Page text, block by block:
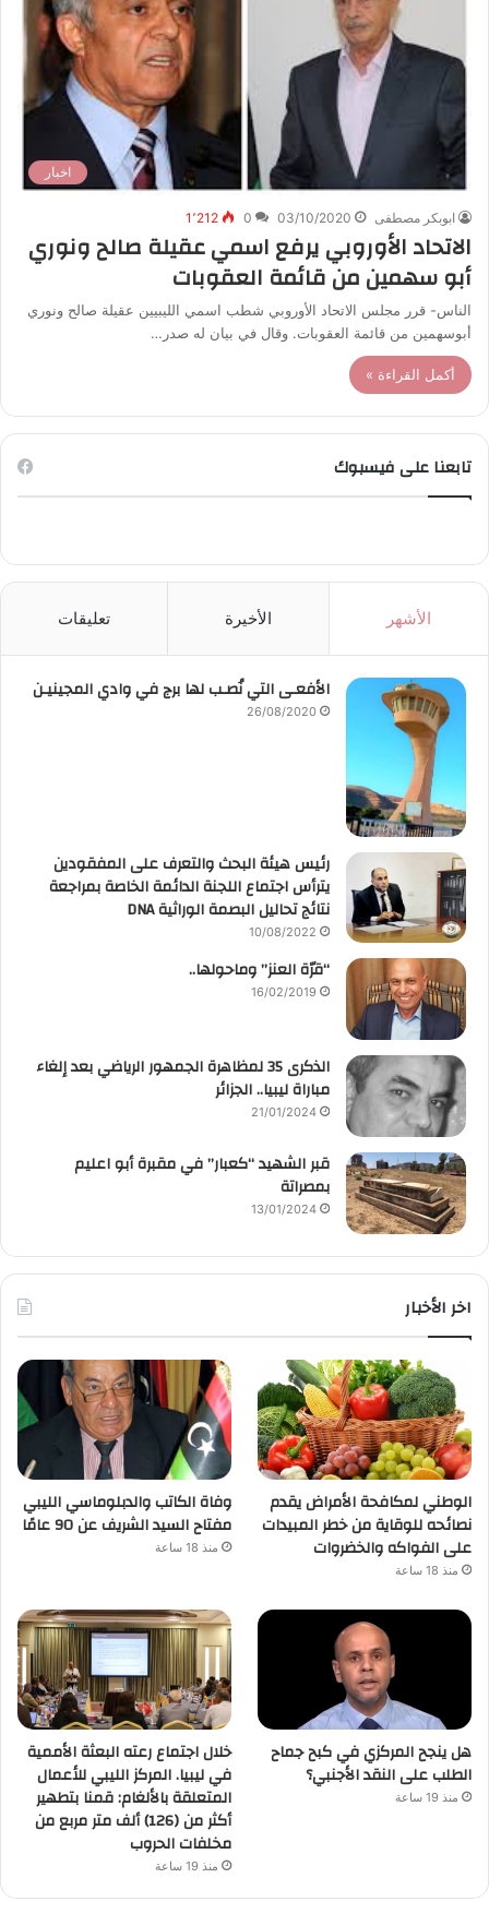
اخبار
ابوبكر مصطفى 03/10/2020
0 1٬212
الاتحاد الأوروبي يرفع اسمي عقيلة صالح ونوري
أبو سهمين من قائمة العقوبات
الناس- قرر مجلس الاتحاد الأوروبي شطب اسمي الليبيين عقيلة صالح ونوري
أبوسهمين من قائمة العقوبات. وقال في بيان له صدر…
أكمل القراءة »
تابعنا على فيسبوك
الأشهر الأخيرة تعليقات
الأفعـى التي نُصـب لها برج في وادي المجينيـن
26/08/2020
رئيس هيئة البحث والتعرف على المفقودين
يترأس اجتماع اللجنة الدائمة الخاصة بمراجعة
نتائج تحاليل البصمة الوراثية DNA
10/08/2022
“قرّة العنز” وماحولها..
16/02/2019
الذكرى 35 لمظاهرة الجمهور الرياضي بعد إلغاء
مباراة ليبيا.. الجزائر
21/01/2024
قبر الشهيد “كعبار” في مقبرة أبو اعليم
بمصراتة
13/01/2024
اخر الأخبار
الوطني لمكافحة الأمراض يقدم
نصائحه للوقاية من خطر المبيدات
على الفواكه والخضروات
منذ 18 ساعة
وفاة الكاتب والدبلوماسي الليبي
مفتاح السيد الشريف عن 90 عامًا
منذ 18 ساعة
هل ينجح المركزي في كبح جماح
الطلب على النقد الأجنبي؟
منذ 19 ساعة
خلال اجتماع رعته البعثة الأممية
في ليبيا. المركز الليبي للأعمال
المتعلقة بالألغام: قمنا بتطهير
أكثر من (126) ألف متر مربع من
مخلفات الحروب
منذ 19 ساعة